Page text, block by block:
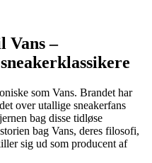
Vans –
som Vans. Brandet har
over utallige sneakerfans
bag disse tidløse
bag Vans, deres filosofi,
sig ud som producent af